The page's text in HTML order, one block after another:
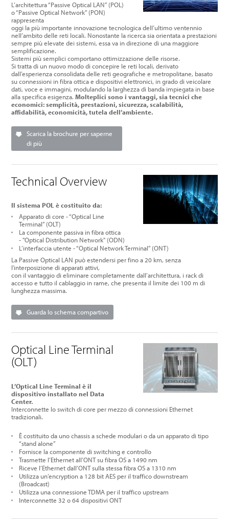
L’architettura “Passive Optical LAN” (POL)
o “Passive Optical Network” (PON)
rappresenta
oggi la più importante innovazione tecnologica dell’ultimo ventennio
nell’ambito delle reti locali. Nonostante la ricerca sia orientata a prestazioni
sempre più elevate dei sistemi, essa va in direzione di una maggiore
semplificazione.
Sistemi più semplici comportano ottimizzazione delle risorse.
Si tratta di un nuovo modo di concepire le reti locali, derivato
dall’esperienzaconsolidata delle reti geografiche e metropolitane, basato
su connessioni in fibra otticae dispositivi elettronici, in grado di veicolare
dati, voce e immagini, modulando la larghezzadi banda impiegata in base
alla specifica esigenza.Molteplici sono i vantaggi, sia tecnici che
economici: semplicità, prestazioni, sicurezza, scalabilità,
affidabilità, economicità, tutela dell’ambiente.
Scarica la brochure per saperne
di più
Technical Overview
Il sistema POL è costituito da:
Apparato di core - “Optical Line
Terminal” (OLT)
La componente passiva in fibra ottica
-"Optical Distribution Network" (ODN)
L’interfaccia utente -“Optical Network Terminal” (ONT)
La Passive Optical LAN può estendersi per fino a 20 km, senza
l'interposizione diapparati attivi,
con il vantaggio di eliminare completamentedall’architettura, i rack di
accesso e tutto il cablaggio in rame, che presenta il limite dei 100 m di
lunghezza massima.
Guarda lo schema compartivo
Optical Line Terminal
(OLT)
L’Optical Line Terminal è il
dispositivo installato nel Data
Center.
Interconnette lo switch di core per mezzo di connessioni Ethernet
tradizionali.
È costituito da uno chassis a schede modulari o da un apparato di tipo
“stand alone”
Fornisce la componente di switching e controllo
Trasmette l’Ethernet all’ONT su fibra OS a 1490 nm
Riceve l’Ethernet dall’ONT sulla stessa fibra OS a 1310 nm
Utilizza un’encryption a 128 bit AES per il traffico downstream
(Broadcast)
Utilizza una connessione TDMA per il traffico upstream
Interconnette 32 o 64 dispositivi ONT